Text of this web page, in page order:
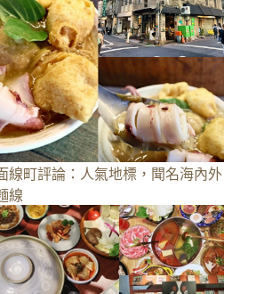
線町評論：人氣地標，聞名海內外
線